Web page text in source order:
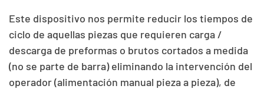
Este dispositivo nos permite reducir los tiempos de
ciclo de aquellas piezas que requieren carga /
descarga de preformas o brutos cortados a medida
(no se parte de barra) eliminando la intervención del
operador (alimentación manual pieza a pieza), de